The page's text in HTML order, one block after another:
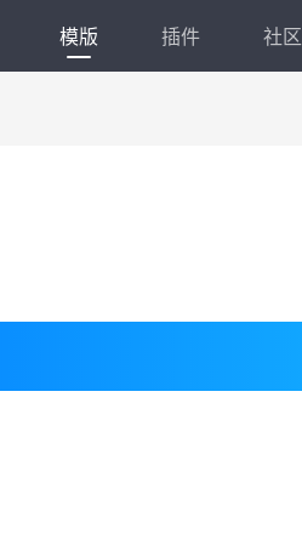
模版 插件 社区